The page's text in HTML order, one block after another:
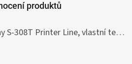
produktů
Razítko Shiny S-308T Printer Line, vlastní text 45 x 10 mm
je 5 z 5 hvězdiček.